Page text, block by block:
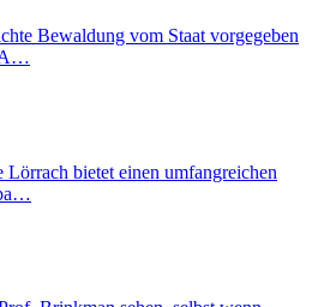
Bewaldung vom Staat vorgegeben
A…
Lörrach bietet einen umfangreichen